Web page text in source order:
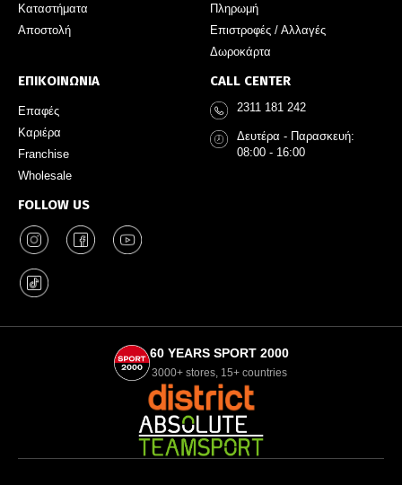
Καταστήματα
Αποστολή
Πληρωμή
Επιστροφές / Αλλαγές
Δωροκάρτα
ΕΠΙΚΟΙΝΩΝΙΑ
Επαφές
Καριέρα
Franchise
Wholesale
FOLLOW US
CALL CENTER
2311 181 242
Δευτέρα - Παρασκευή:
08:00 - 16:00
60 YEARS SPORT 2000
3000+ stores, 15+ countries